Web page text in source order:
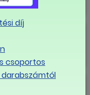
díj
csoportos
darabszámtól